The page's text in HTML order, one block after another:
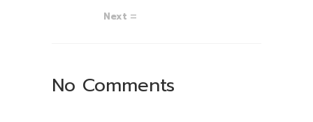
Next
No Comments